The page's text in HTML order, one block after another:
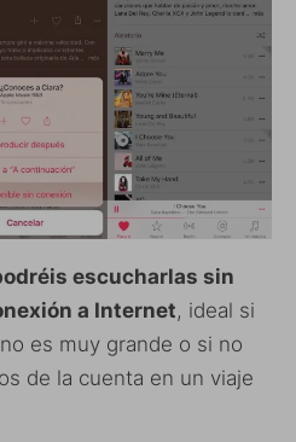
escucharlas sin
a Internet, ideal si
es muy grande o si no
de la cuenta en un viaje